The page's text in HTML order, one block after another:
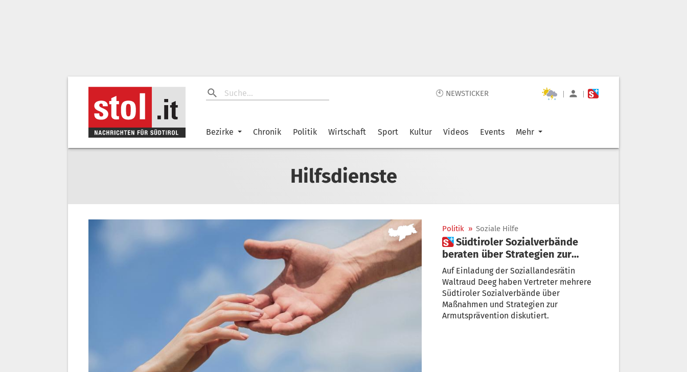
🕙 NEWSTICKER | |
Bezirke Chronik Politik Wirtschaft Sport Kultur Videos Events Mehr
Hilfsdienste
Politik » Soziale Hilfe
 Südtiroler Sozialverbände
beraten über Strategien zur
Armutsprävention
Auf Einladung der Soziallandesrätin
Waltraud Deeg haben Vertreter mehrere
Südtiroler Sozialverbände über
Maßnahmen und Strategien zur
Armutsprävention diskutiert.